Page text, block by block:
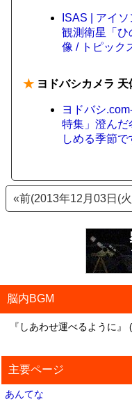
ISAS | アイ
観測衛星「ひ
像 / トピック
★ ヨドバシカメラ
ヨドバシ
特集」澄んだ
しめる季節で
«前(2013年12月03日(
脳内BGM
『しあわせ運べるように』
主要ページ
あんてな